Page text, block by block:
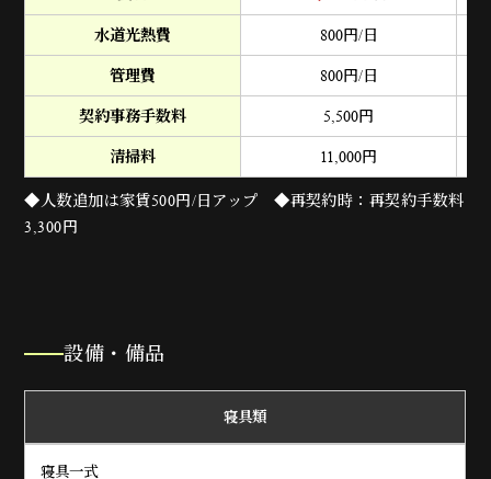
水道光熱費 800円/日
管理費 800円/日
契約事務手数料 5,500円
清掃料 11,000円
◆人数追加は家賃500円/日アップ ◆再契約時：再契約手数料
3,300円
設備・備品
寝具類
寝具一式